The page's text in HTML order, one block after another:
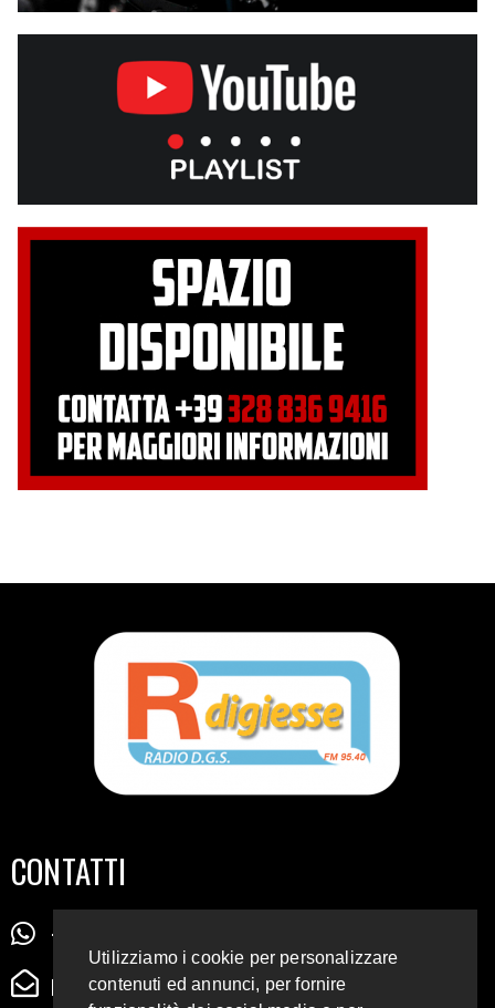
CONTATTI
+39 345 72 72 88 5
radiodigiesse@gmail.com
Utilizziamo i cookie per personalizzare
contenuti ed annunci, per fornire